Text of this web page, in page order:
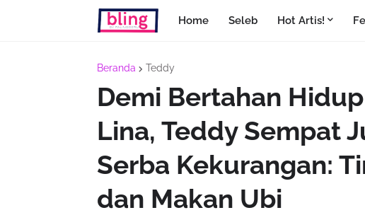
Home Seleb Hot Artis!
Beranda Teddy
Demi Bertahan
Lina, Teddy Sempat
Serba Kekurangan:
dan Makan Ubi